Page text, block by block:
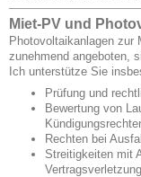
Miet-PV und
Photovoltaikanlagen zur
zunehmend angeboten,
Ich unterstütze Sie
Prüfung und
Bewertung von
Rechten bei
Streitigkeiten mit